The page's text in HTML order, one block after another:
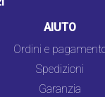
AIUTO
Ordini e
Spedizioni
Garanzia